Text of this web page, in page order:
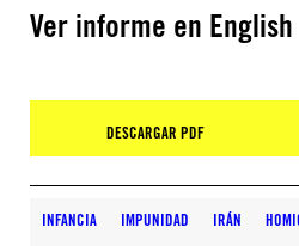
Ver informe en English
DESCARGAR PDF
INFANCIA IMPUNIDAD IRÁN